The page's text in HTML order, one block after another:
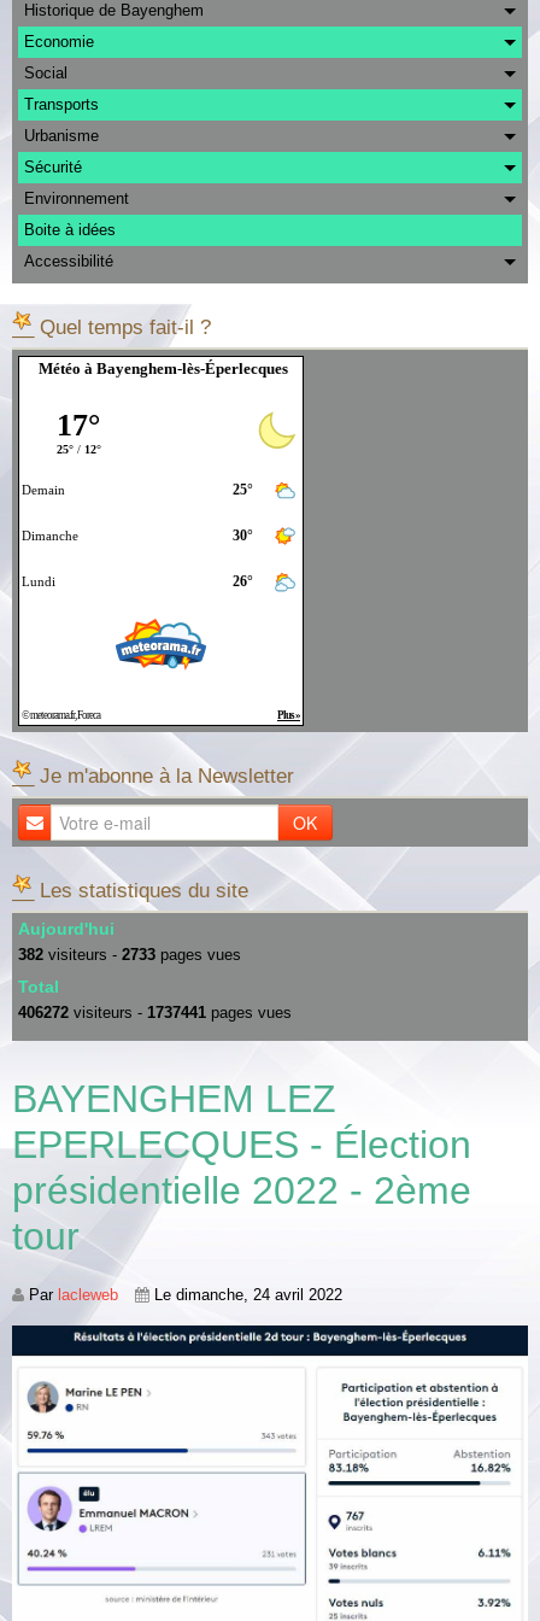
Albums
Contact
Historique de Bayenghem
Economie
Social
Transports
Urbanisme
Sécurité
Environnement
Boite à idées
Accessibilité
__ Quel temps fait-il ?
Météo à Bayenghem-lès-Éperlecques
__ Je m'abonne à la Newsletter
OK
__ Les statistiques du site
Aujourd'hui
382 visiteurs - 2733 pages vues
Total
406272 visiteurs - 1737441 pages vues
BAYENGHEM LEZ
EPERLECQUES - Élection
présidentielle 2022 - 2ème
tour
Par lacleweb Le dimanche, 24 avril 2022